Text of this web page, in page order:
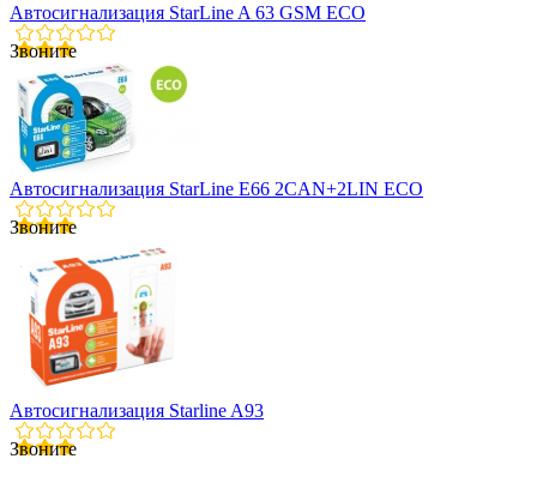
Автосигнализация StarLine A 63 GSM ECO
Звоните
Автосигнализация StarLine E66 2CAN+2LIN ECO
Звоните
Автосигнализация Starline A93
Звоните